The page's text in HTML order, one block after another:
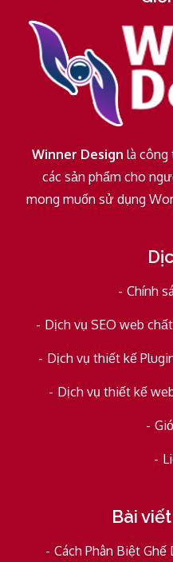
Winner Design là công
các sản phẩm cho
mong muốn sử dụng
Chính
Dịch vụ SEO web
Dịch vụ thiết kế
Dịch vụ thiết kế
Bài
Cách Phân Biệt Ghế